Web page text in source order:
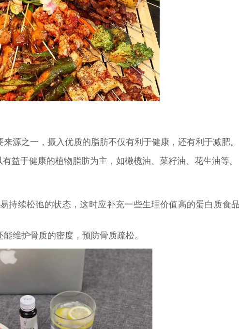
源之一，摄入优质的脂肪不仅有利于健康，还有利于减肥。
益于健康的植物脂肪为主，如橄榄油、菜籽油、花生油等。
续松弛的状态，这时应补充一些生理价值高的蛋白质食品
维护骨质的密度，预防骨质疏松。